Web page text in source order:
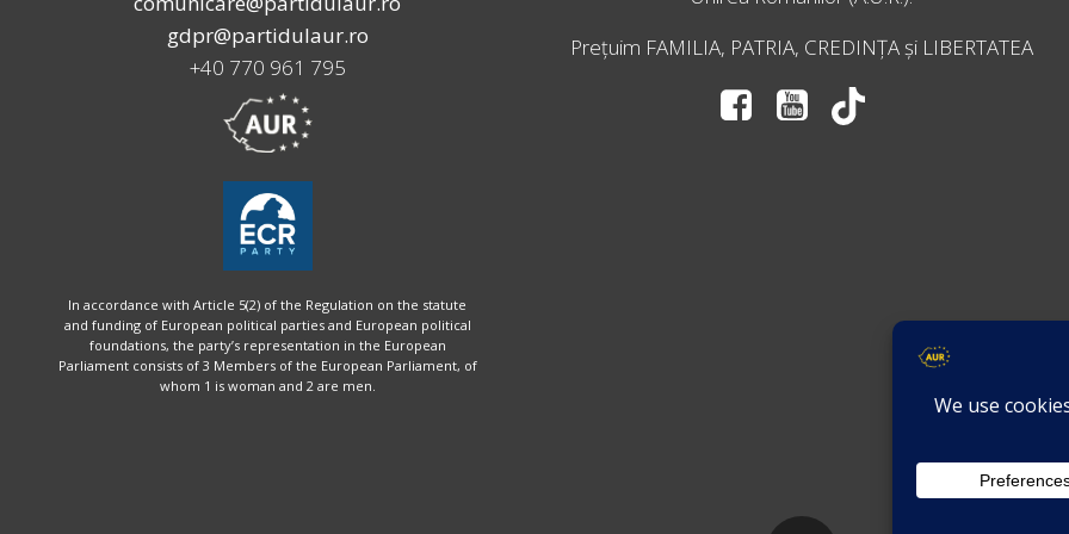
gdpr@partidulaur.ro
+40 770 961 795
In accordance with Article 5(2) of the Regulation on the statute
and funding of European political parties and European political
foundations, the party’s representation in the European
Parliament consists of 3 Members of the European Parliament, of
whom 1 is woman and 2 are men.
Prețuim FAMILIA, PATRIA, CREDINȚA și LIBERTATEA